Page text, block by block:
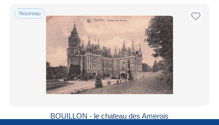
Nouveau
BOUILLON - le chateau des Amerois